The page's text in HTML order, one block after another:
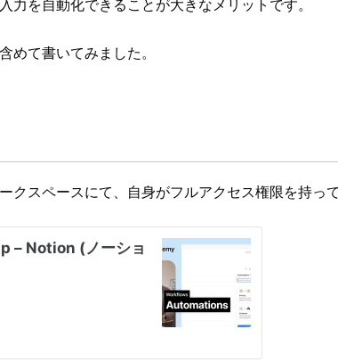
て書いてみました。
スペースにて、自身がフルアクセス権限を持っ